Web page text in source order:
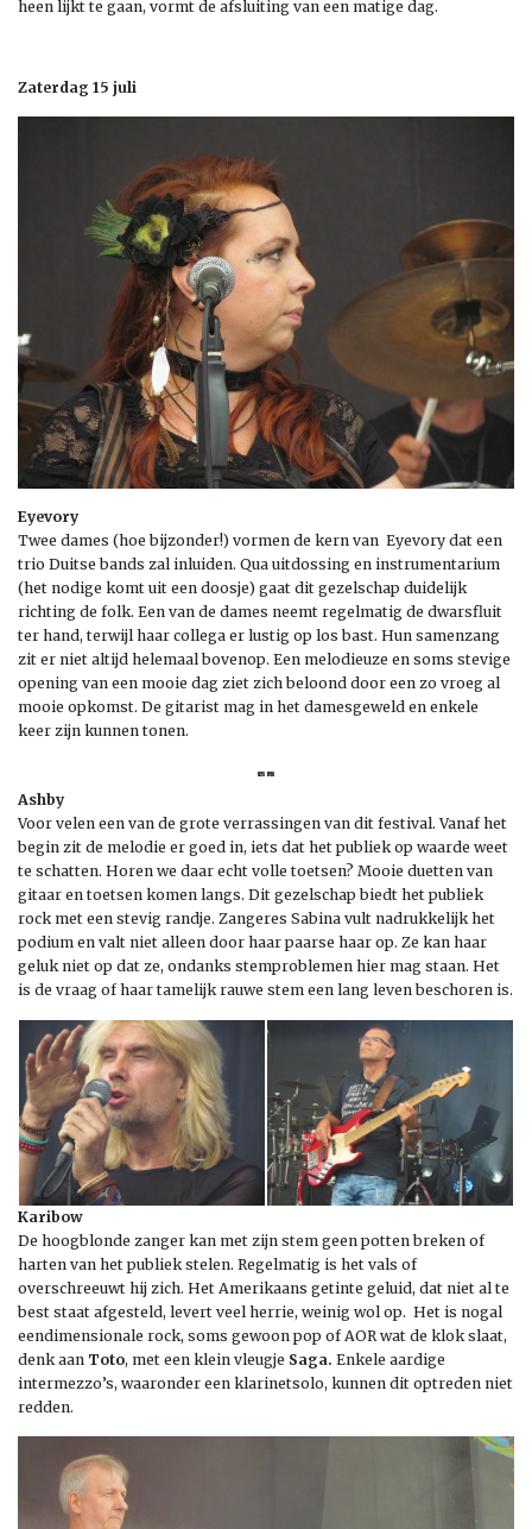
heen lijkt te gaan, vormt de afsluiting van een matige dag.
Zaterdag 15 juli
Eyevory
Twee dames (hoe bijzonder!) vormen de kern van Eyevory dat een
trio Duitse bands zal inluiden. Qua uitdossing en instrumentarium
(het nodige komt uit een doosje) gaat dit gezelschap duidelijk
richting de folk. Een van de dames neemt regelmatig de dwarsfluit
ter hand, terwijl haar collega er lustig op los bast. Hun samenzang
zit er niet altijd helemaal bovenop. Een melodieuze en soms stevige
opening van een mooie dag ziet zich beloond door een zo vroeg al
mooie opkomst. De gitarist mag in het damesgeweld en enkele
keer zijn kunnen tonen.
Ashby
Voor velen een van de grote verrassingen van dit festival. Vanaf het
begin zit de melodie er goed in, iets dat het publiek op waarde weet
te schatten. Horen we daar echt volle toetsen? Mooie duetten van
gitaar en toetsen komen langs. Dit gezelschap biedt het publiek
rock met een stevig randje. Zangeres Sabina vult nadrukkelijk het
podium en valt niet alleen door haar paarse haar op. Ze kan haar
geluk niet op dat ze, ondanks stemproblemen hier mag staan. Het
is de vraag of haar tamelijk rauwe stem een lang leven beschoren is.
Karibow
De hoogblonde zanger kan met zijn stem geen potten breken of
harten van het publiek stelen. Regelmatig is het vals of
overschreeuwt hij zich. Het Amerikaans getinte geluid, dat niet al te
best staat afgesteld, levert veel herrie, weinig wol op. Het is nogal
eendimensionale rock, soms gewoon pop of AOR wat de klok slaat,
denk aan Toto, met een klein vleugje Saga. Enkele aardige
intermezzo’s, waaronder een klarinetsolo, kunnen dit optreden niet
redden.